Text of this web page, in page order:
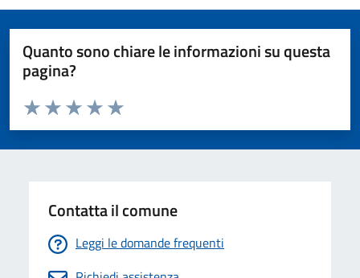
Quanto sono chiare le informazioni su questa
pagina?
Valuta da 1 a 5 stelle la pagina
Valuta 5 stelle su 5
Valuta 4 stelle su 5
Valuta 3 stelle su 5
Valuta 2 stelle su 5
Valuta 1 stelle su 5
Contatta il comune
Leggi le domande frequenti